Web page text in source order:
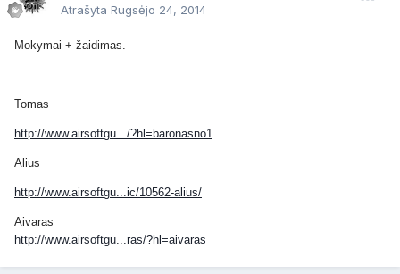
Atrašyta Rugsėjo 24, 2014
Mokymai + žaidimas.
Tomas
http://www.airsoftgu.../?hl=baronasno1
Alius
http://www.airsoftgu...ic/10562-alius/
Aivaras
http://www.airsoftgu...ras/?hl=aivaras